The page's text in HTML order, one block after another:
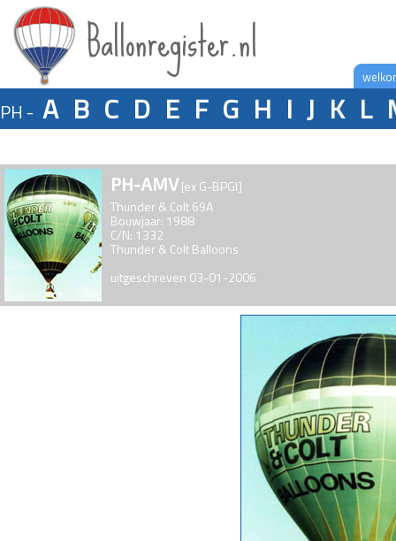
Ballonregister.nl
PH - A B C D E F G H I J K L
PH-AMV[ex G-BPGI]
Thunder & Colt 69A
Bouwjaar: 1988
C/N: 1332
Thunder & Colt Balloons
uitgeschreven 03-01-2006